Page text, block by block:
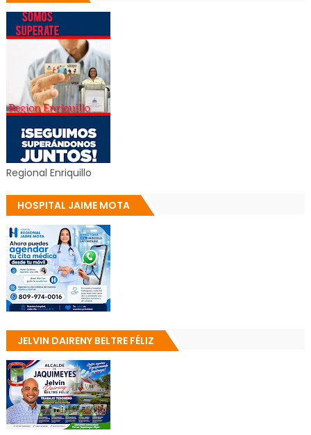
Regional Enriquillo
HOSPITAL JAIME MOTA
JELVIN DAIRENY BELTRE FÉLIZ